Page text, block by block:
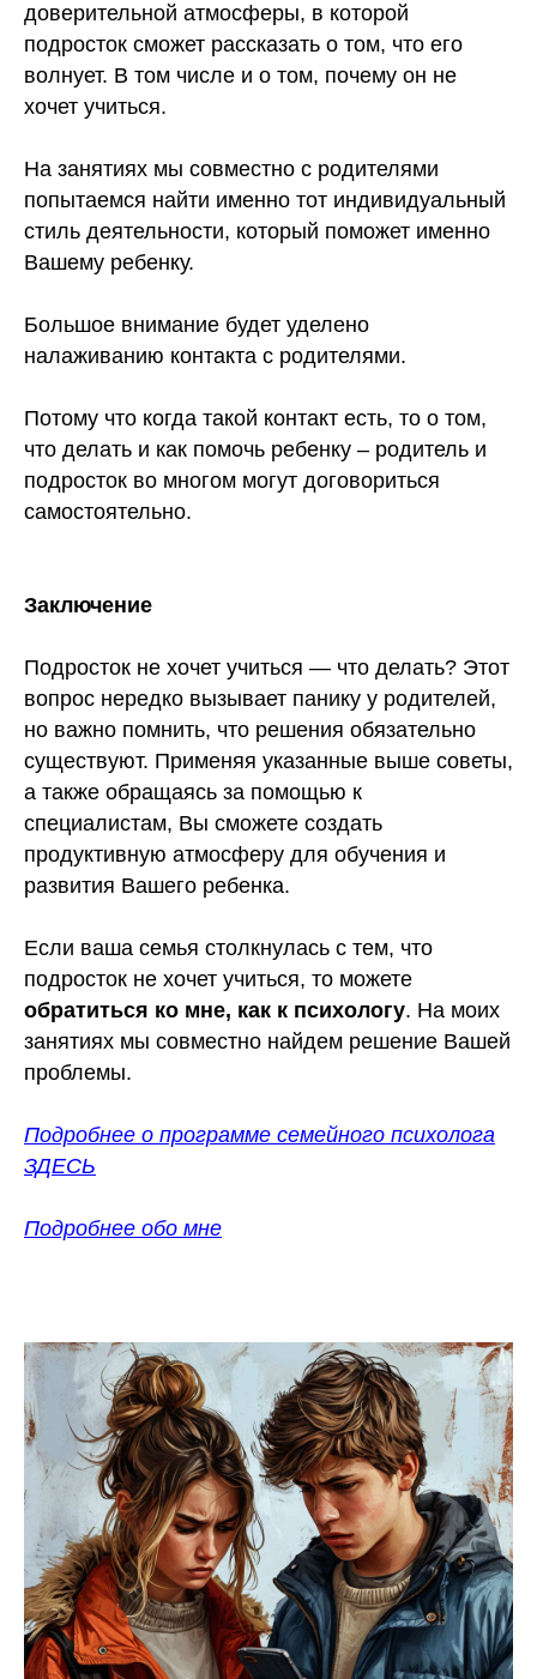
доверительной атмосферы, в которой
подросток сможет рассказать о том, что его
волнует. В том числе и о том, почему он не
хочет учиться.
На занятиях мы совместно с родителями
попытаемся найти именно тот индивидуальный
стиль деятельности, который поможет именно
Вашему ребенку.
Большое внимание будет уделено
налаживанию контакта с родителями.
Потому что когда такой контакт есть, то о том,
что делать и как помочь ребенку – родитель и
подросток во многом могут договориться
самостоятельно.
Заключение
Подросток не хочет учиться — что делать? Этот
вопрос нередко вызывает панику у родителей,
но важно помнить, что решения обязательно
существуют. Применяя указанные выше советы,
а также обращаясь за помощью к
специалистам, Вы сможете создать
продуктивную атмосферу для обучения и
развития Вашего ребенка.
Если ваша семья столкнулась с тем, что
подросток не хочет учиться, то можете
обратиться ко мне, как к психологу. На моих
занятиях мы совместно найдем решение Вашей
проблемы.
Подробнее о программе семейного психолога
ЗДЕСЬ
Подробнее обо мне